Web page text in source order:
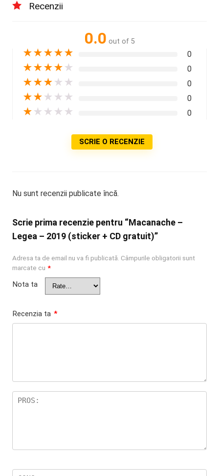
Recenzii
0.0 out of 5
★★★★★ 0
★★★★ ★ 0
★★★ ★ ★ 0
★★ ★ ★ ★ 0
★ ★ ★ ★ ★ 0
SCRIE O RECENZIE
Nu sunt recenzii publicate încă.
Scrie prima recenzie pentru “Macanache –
Legea – 2019 (sticker + CD gratuit)”
Adresa ta de email nu va fi publicată. Câmpurile obligatorii sunt
marcate cu *
Nota ta
Recenzia ta *